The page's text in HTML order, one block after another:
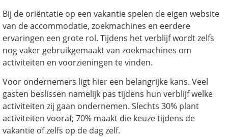
Bij de oriëntatie op een vakantie spelen de eigen website
van de accommodatie, zoekmachines en eerdere
ervaringen een grote rol. Tijdens het verblijf wordt zelfs
nog vaker gebruikgemaakt van zoekmachines om
activiteiten en voorzieningen te vinden.
Voor ondernemers ligt hier een belangrijke kans. Veel
gasten beslissen namelijk pas tijdens hun verblijf welke
activiteiten zij gaan ondernemen. Slechts 30% plant
activiteiten vooraf; 70% maakt die keuze tijdens de
vakantie of zelfs op de dag zelf.